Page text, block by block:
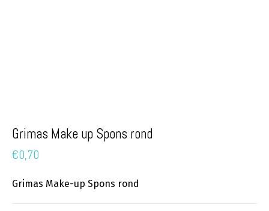
Grimas Make up Spons rond
€0,70
Grimas Make-up Spons rond